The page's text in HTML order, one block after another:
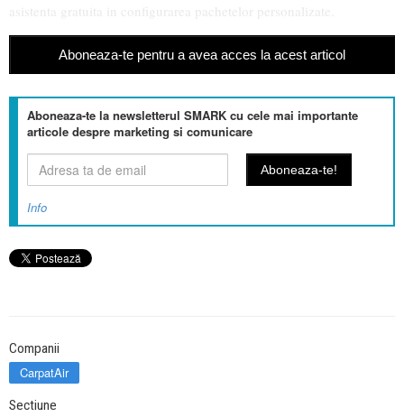
asistenta gratuita in configurarea pachetelor personalizate.
Aboneaza-te pentru a avea acces la acest articol
Aboneaza-te la newsletterul SMARK cu cele mai importante
articole despre marketing si comunicare
Info
Companii
CarpatAir
Sectiune